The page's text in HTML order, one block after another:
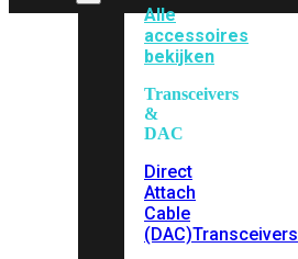
Alle
accessoires
bekijken
Transceivers
&
DAC
Direct
Attach
Cable
(DAC)Transceivers